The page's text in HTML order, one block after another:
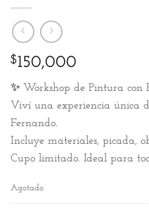
$150,000
✨ Workshop de Pintura con
Viví una experiencia única
Fernando.
Incluye materiales, picada,
Cupo limitado. Ideal para
Agotado